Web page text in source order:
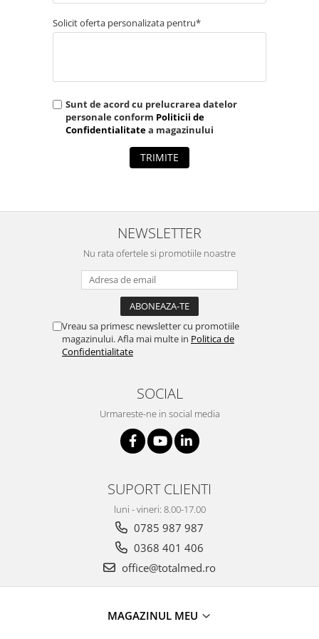
Solicit oferta personalizata pentru*
Sunt de acord cu prelucrarea datelor
personale conform Politicii de
Confidentialitatea magazinului
TRIMITE
NEWSLETTER
Nu rata ofertele si promotiile noastre
Vreau sa primesc newsletter cu promotiile
magazinului. Afla mai multe in Politica de
Confidentialitate
SOCIAL
Urmareste-ne in social media
SUPORT CLIENTI
luni - vineri: 8.00-17.00
0785 987 987
0368 401 406
office@totalmed.ro
MAGAZINUL MEU